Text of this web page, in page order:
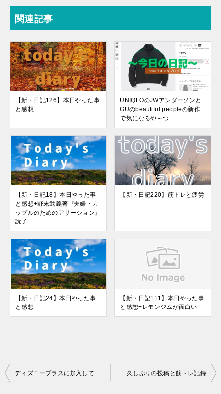
関連記事
【新・日記126】本日やった事
と感想
UNIQLOのJWアンダーソンと
GUのbeautiful peopleの新作
で気になるや～つ
【新・日記18】本日やった事
と感想+野末武義著『夫婦・カ
ップルのためのアサーション』
読了
【新・日記220】筋トレと疲労
【新・日記24】本日やった事
と感想
【新・日記111】本日やった事
と感想+レモンジムが面白い
投
ディズニープラスに加入してみました！ 久しぶりの投稿と筋トレ記録